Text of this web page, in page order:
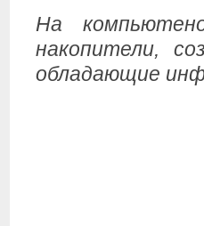
На
накопители,
обладающие